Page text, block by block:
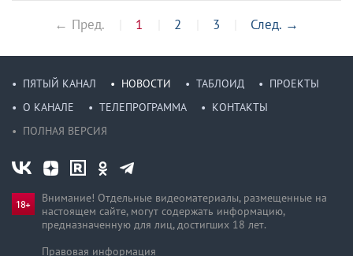
← Пред. 1 2 3 След. →
ПЯТЫЙ КАНАЛ НОВОСТИ ТАБЛОИД
ПРОЕКТЫ
О КАНАЛЕ
ТЕЛЕПРОГРАММА
КОНТАКТЫ
ПОЛНАЯ ВЕРСИЯ
Внимание! Отдельные видеоматериалы, размещенные на
настоящем сайте, могут содержать информацию,
предназначен­ную для лиц, достигших 18 лет.
Правовая информация